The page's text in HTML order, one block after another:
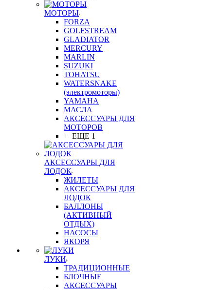
МОТОРЫ
FORZA
GOLFSTREAM
GLADIATOR
MERCURY
MARLIN
SUZUKI
TOHATSU
WATERSNAKE
(электромоторы)
YAMAHA
МАСЛА
АКСЕССУАРЫ ДЛЯ
МОТОРОВ
+ ЕЩЕ 1
АКСЕССУАРЫ ДЛЯ
ЛОДОК
ЖИЛЕТЫ
АКСЕССУАРЫ ДЛЯ
ЛОДОК
БАЛЛОНЫ
(АКТИВНЫЙ
ОТДЫХ)
НАСОСЫ
ЯКОРЯ
ЛУКИ
ТРАДИЦИОННЫЕ
БЛОЧНЫЕ
АКСЕССУАРЫ